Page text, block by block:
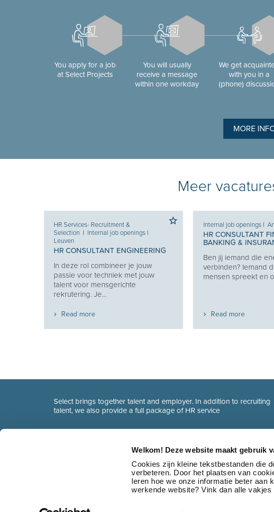
Welkom! Deze website maakt gebruik
Cookies zijn kleine tekstbestanden die
verbeteren. Door het plaatsen van
leren hoe we onze informatie beter aan
werkende website? Vink dan alle vakjes
You apply for a job
at Select Projects
You will usually
receive a message
within one workday
We get
with you in a
(phone)
MORE
Meer
HR Services- Recruitment &
Selection I Internal job openings I
Leuven
HR CONSULTANT ENGINEERING
In deze rol combineer je jouw
passie voor techniek met jouw
talent voor mensgerichte
rekrutering. Je...
Read more
Internal job openings I
HR CONSULTANT
BANKING &
Ben jij iemand die
verbinden? Iemand
mensen spreekt en
Read more
Select brings together talent and employer. In addition to recruiting
talent, we also provide a full package of HR service